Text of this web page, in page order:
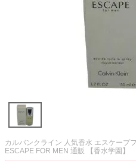
カルバンクライン 人気香水 エスケープ
ESCAPE FOR MEN 通販 【香水学園】